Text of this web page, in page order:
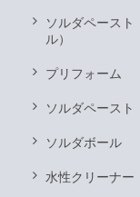
ソルダペースト
ル）
プリフォーム
ソルダペースト
ソルダボール
水性クリーナー